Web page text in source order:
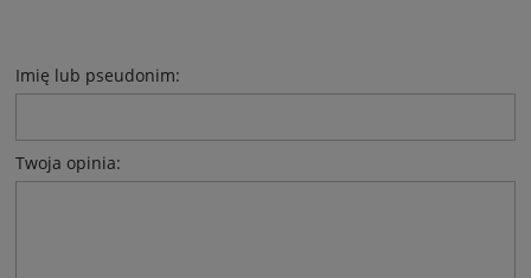
Imię lub pseudonim:
Twoja opinia: